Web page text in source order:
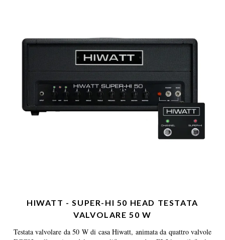
HIWATT - SUPER-HI 50 HEAD TESTATA
VALVOLARE 50 W
Testata valvolare da 50 W di casa Hiwatt, animata da quattro valvole